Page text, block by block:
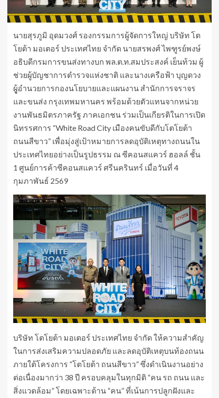
นายสุรภูมิ อุดมวงศ์ รองกรรมการผู้จัดการใหญ่ บริษัท โต
โยต้า มอเตอร์ ประเทศไทย จำกัด นายสรพงศ์ ไพฑูรย์พงษ์
อธิบดีกรมการขนส่งทางบก พล.ต.ท.สมประสงค์ เย็นท้วม ผู้
ช่วยผู้บัญชาการตำรวจแห่งชาติ และนางเครือฟ้า บุญดวง
ผูู้อำนวยการกองนโยบายและแผนงาน สำนักการจราจร
และขนส่ง กรุงเทพมหานคร พร้อมด้วยตัวแทนจากหน่วย
งานพันธมิตรภาครัฐ ภาคเอกชน ร่วมเป็นเกียรติในการเปิด
นิทรรศการ “White Road City เมืองคนขับดีกับโตโยต้า
ถนนสีขาว” เพื่อมุ่งสู่เป้าหมายการลดอุบัติเหตุทางถนนใน
ประเทศไทยอย่างเป็นรูปธรรม ณ ซีคอนสแควร์ ฮอลล์ ชั้น
1 ศูนย์การค้าซีคอนสแควร์ ศรีนครินทร์ เมื่อวันที่ 4
กุมภาพันธ์ 2569
บริษัท โตโยต้า มอเตอร์ ประเทศไทย จำกัด ให้ความสำคัญ
ในการส่งเสริมความปลอดภัย และลดอุบัติเหตุบนท้องถนน
ภายใต้โครงการ “โตโยต้า ถนนสีขาว” ซึ่งดำเนินงานอย่าง
ต่อเนื่องมากว่า 38 ปี ครอบคลุมในทุกมิติ “คน รถ ถนน และ
สิ่งแวดล้อม” โดยเฉพาะด้าน “คน” ที่เน้นการปลูกฝังและ